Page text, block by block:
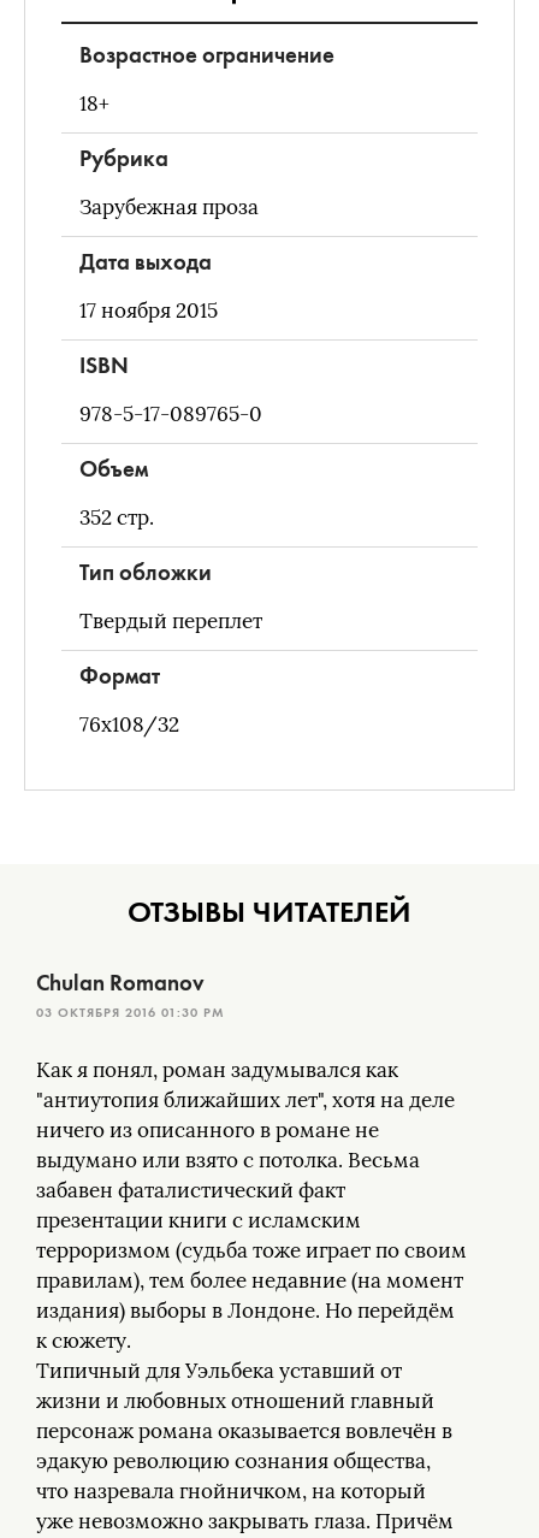
Возрастное ограничение
18+
Рубрика
Зарубежная проза
Дата выхода
17 ноября 2015
ISBN
978-5-17-089765-0
Объем
352стр.
Тип обложки
Твердый переплет
Формат
76x108/32
ОТЗЫВЫ ЧИТАТЕЛЕЙ
Как я понял, роман задумывался как
"антиутопия ближайших лет", хотя на деле
ничего из описанного в романе не
выдумано или взято с потолка. Весьма
забавен фаталистический факт
презентации книги с исламским
терроризмом (судьба тоже играет по своим
правилам), тем более недавние (на момент
издания) выборы в Лондоне. Но перейдём
к сюжету.
Типичный для Уэльбека уставший от
жизни и любовных отношений главный
персонаж романа оказывается вовлечён в
эдакую революцию сознания общества,
что назревала гнойничком, на который
уже невозможно закрывать глаза. Причём
Chulan Romanov
03 ОКТЯБРЯ 2016 01:30 PM